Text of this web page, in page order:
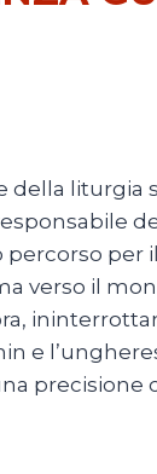
della liturgia
per
verso il
e
precisione